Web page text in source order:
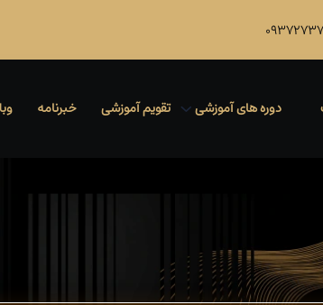
دوره های آموزشی تقویم آموزشی خبرنامه